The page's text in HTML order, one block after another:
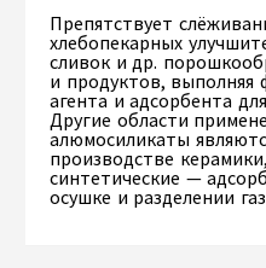
Препятствует
хлебопекарных
сливок и др.
и продуктов, выполняя
агента и адсорбента
Другие области
алюмосиликаты
производстве
синтетические —
осушке и разделении